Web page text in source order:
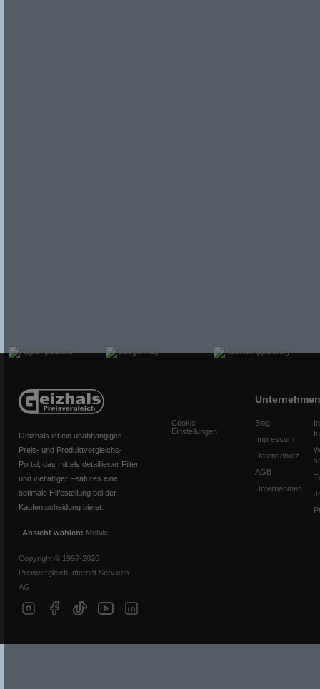
Geizhals ist ein unabhängiges
Preis- und Produktvergleichs-
Portal, das mittels detaillierter Filter
und vielfältiger Features eine
optimale Hilfestellung bei der
Kaufentscheidung bietet.
Ansicht wählen: Mobile
Copyright © 1997-2026
Preisvergleich Internet Services
AG
Cookie-
Einstellungen
Unternehmen
Blog
Impressum
Datenschutz
AGB
Unternehmen